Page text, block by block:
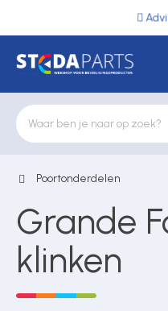
Deurbeslag
Elektrische vergrendeling
Hekwerkonderdelen
Poortonderdelen
Grande
klinken